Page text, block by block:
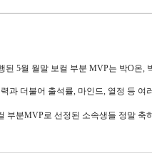
된 5월 월말 보컬 부분 MVP는 박O온,
과 더불어 출석률, 마인드, 열정 등
부분MVP로 선정된 소속생들 정말 축